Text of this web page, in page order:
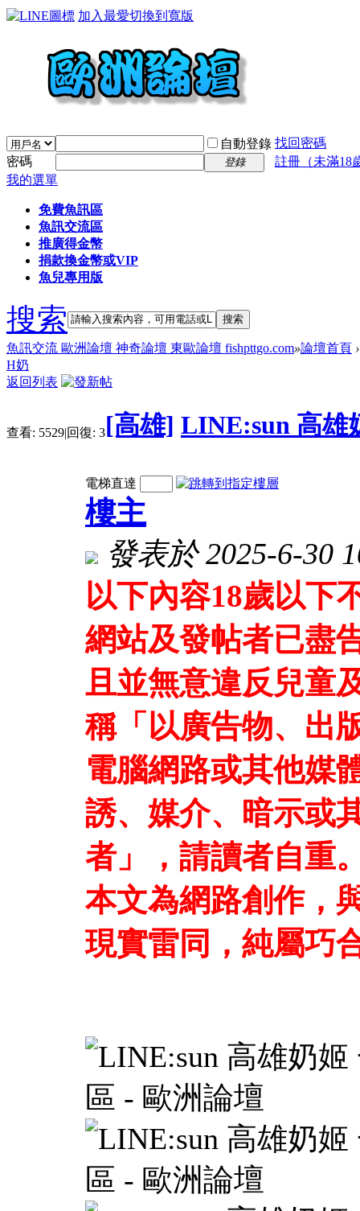
加入最愛切換到寬版
自動登錄 找回密碼
密碼
登錄
註冊（未滿18
我的選單
免費魚訊區
魚訊交流區
推廣得金幣
捐款換金幣或VIP
魚兒專用版
搜索 搜索
魚訊交流 歐洲論壇 神奇論壇 東歐論壇 fishpttgo.com»論壇首頁 ›
H奶
返回列表
查看: 5529|回復: 3[高雄] LINE:sun 高雄
電梯直達
樓主
發表於 2025-6-30
以下內容18歲以下
網站及發帖者已盡
且並無意違反兒童
稱「以廣告物、出
電腦網路或其他媒
誘、媒介、暗示或
者」，請讀者自重
本文為網路創作，
現實雷同，純屬巧